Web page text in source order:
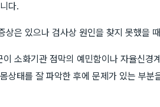
다.
상은 있으나 검사상 원인을 찾지 못했을
이 소화기관 점막의 예민함이나 자율신경
상태를 잘 파악한 후에 문제가 있는 부